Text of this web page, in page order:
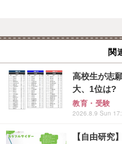
関
高校生が志
大、1位は?
教育・受験
2026.8.9 Sun
【自由研究